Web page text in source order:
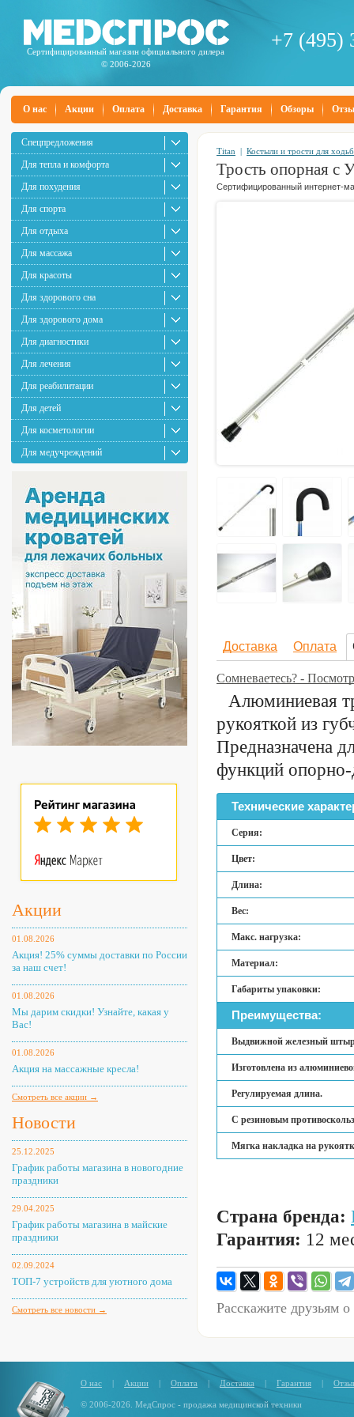
Сертифицированный магазин официального дилера
© 2006-2026
+7 (495)
О нас Акции Оплата Доставка Гарантия Обзоры
Спецпредложения
Для тепла и комфорта
Для похудения
Для спорта
Для отдыха
Для массажа
Для красоты
Для здорового сна
Для здорового дома
Для диагностики
Для лечения
Для реабилитации
Для детей
Для косметологии
Для медучреждений
Акции
01.08.2026
Акция! 25% суммы доставки по России
за наш счет!
01.08.2026
Мы дарим скидки! Узнайте, какая у
Вас!
01.08.2026
Акция на массажные кресла!
Смотреть все акции →
Новости
25.12.2025
График работы магазина в новогодние
праздники
29.04.2025
График работы магазина в майские
праздники
02.09.2024
ТОП-7 устройств для уютного дома
Смотреть все новости →
Titan | Костыли и трости для
Трость опорная
Сертифицированный интернет-
Доставка Оплата
Сомневаетесь? -
Алюминиевая
рукояткой из
Предназначена
функций опорно-
Технические
Серия:
Цвет:
Длина:
Вес:
Макс. нагрузка:
Материал:
Габариты упаковки:
Преимущества:
Выдвижной железный
Изготовлена из
Регулируемая длина.
С резиновым
Мягка накладка на
Страна бренда:
Гарантия: 12
Расскажите друзьям
О нас | Акции | Оплата | Доставка | Гарантия |
© 2006-2026. МедСпрос - продажа медицинской техники